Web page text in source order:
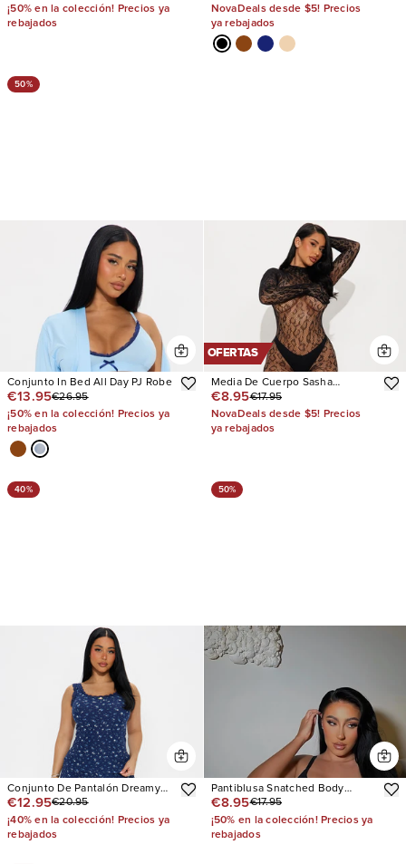
¡50% en la colección! Precios ya
rebajados
NovaDeals desde $5! Precios
ya rebajados
50%
Conjunto In Bed All Day PJ Robe
€13.95€26.95
¡50% en la colección! Precios ya
rebajados
OFERTAS
Media De Cuerpo Sasha
Jumpsuit Fishnet
€8.95€17.95
NovaDeals desde $5! Precios
ya rebajados
40%
Conjunto De Pantalón Dreamy
Era Ribbed PJ
€12.95€20.95
¡40% en la colección! Precios ya
rebajados
50%
Pantiblusa Snatched Body
Shapewear
€8.95€17.95
¡50% en la colección! Precios ya
rebajados